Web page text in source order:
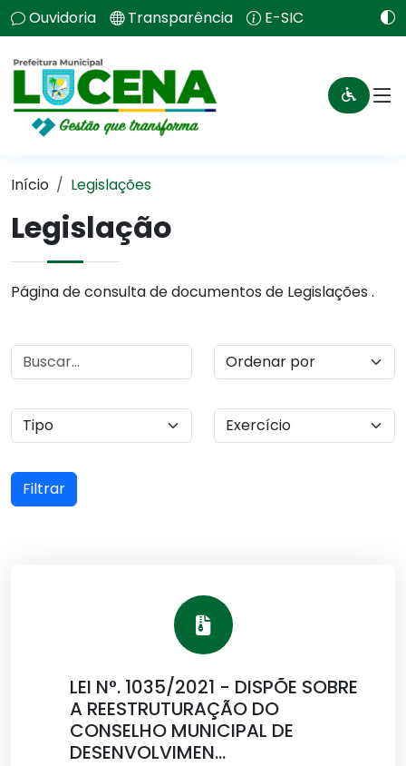
Ouvidoria Transparência E-SIC
Início Legislações
Legislação
Página de consulta de documentos de Legislações .
Filtrar
LEI N°. 1035/2021 - DISPÕE SOBRE
A REESTRUTURAÇÃO DO
CONSELHO MUNICIPAL DE
DESENVOLVIMEN...